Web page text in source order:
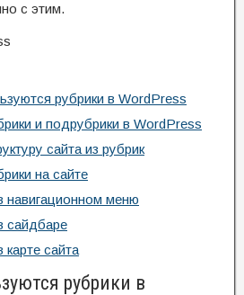
с этим.
рубрики в WordPress
и подрубрики в WordPress
сайта из рубрик
на сайте
навигационном меню
сайдбаре
карте сайта
рубрики в